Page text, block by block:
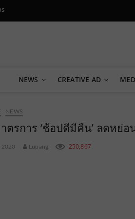
Oops!
NEWS CREATIVE AD
NEWS
ตรการ ‘ช้อปดีมีคืน’ ลดหย่
2020 Lupang 250,867